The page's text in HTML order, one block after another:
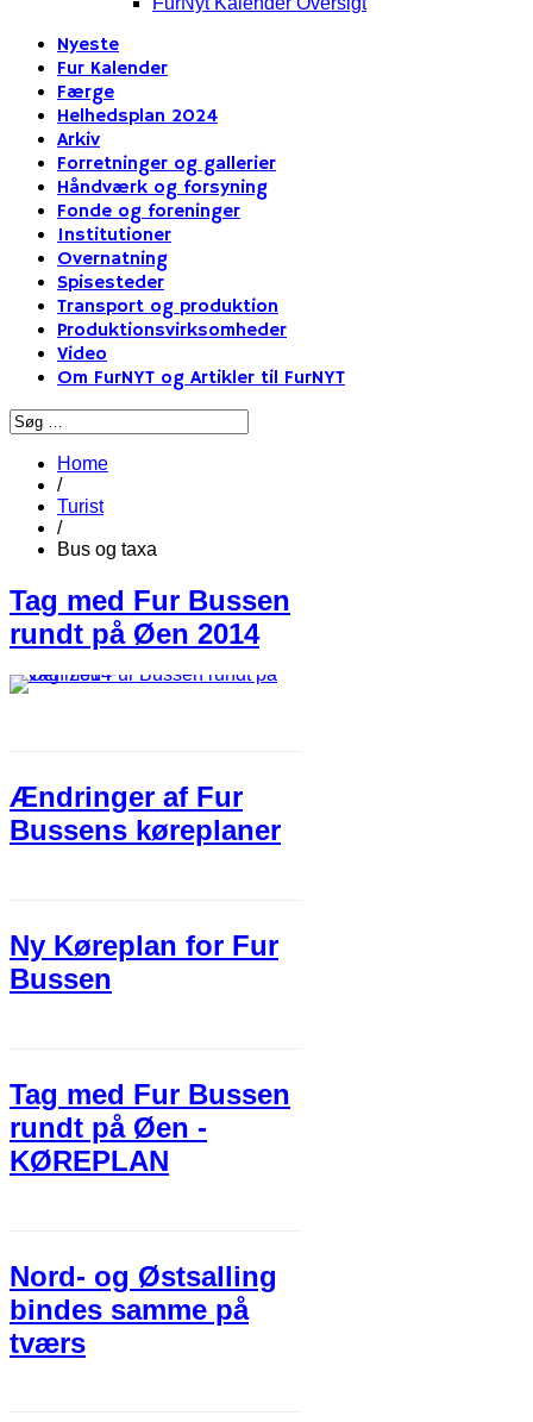
Nyeste
Fur Kalender
Færge
Helhedsplan 2024
Arkiv
Forretninger og gallerier
Håndværk og forsyning
Fonde og foreninger
Institutioner
Overnatning
Spisesteder
Transport og produktion
Produktionsvirksomheder
Video
Om FurNYT og Artikler til FurNYT
Home
/
Turist
/
Bus og taxa
Tag med Fur Bussen
rundt på Øen 2014
Ændringer af Fur
Bussens køreplaner
Ny Køreplan for Fur
Bussen
Tag med Fur Bussen
rundt på Øen -
KØREPLAN
Nord- og Østsalling
bindes samme på
tværs